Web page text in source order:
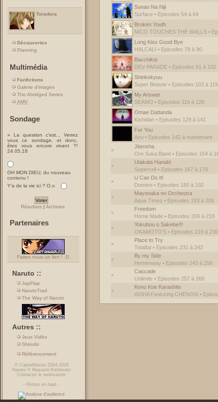
Toradora
Découvertes
Planning
Multimédia
Fanfictions
Galerie d'images
The Abridged Series
AMV
Sondage
» La question c'est... Verrez
vous ce sondage, et donc,
êtes vous encore vivant ?!
24.05.18
OH MON DIEU, du nouveau
contenu !
Y'a de la vie ici ? O.o
Résultats| Archives
Partenaires
Faites nous un lien ! :D
Naruto ::
JapFlap
NarutoTrad
The Way of Naruto
Autres ::
Jeux Vidéo
Shinobi
Référencement
© CaptaiNaruto2004-2026
Naruto © Masashi Kishimoto
Contacter le webmaster
- Retour en haut -
Sunao Na Niji
Surface • Episodes 54 à 64
Broken Youth
NICO TOUCHES THE WALLS •
Long Kiss Good Bye
HALCALI • Episodes 78 à 90
Bacchikoi
DEV PARADE • Episodes 91 à 102
Shinkokyuu
Super Beaver • Episodes 103 à 115
My Answer
SEAMO • Episodes 116 à 128
Omae Dattanda
Kishidan • Episodes 129 à 141
For You
Azu • Episodes 142 à maintenant
Jitensha
Ore Suka Band • Episodes 154 à
Utakata Hanabi
Supercell • Episodes 167 à 179
U Can Do It!
Domino • Episodes 180 à 192
Mayonaka no Orchestra
Aqua Timez • Episodes 193 à 205
Freedom
Home Made • Episodes 206 à 218
Yokubou o Sakebe!!!
OKAMOTO'S • Episodes 219 à 230
Place to Try
Totalfat • Episodes 231 à 242
By my Side
Hemenway • Episodes 243 à 256
Cascade
Unlimits • Episodes 257 à 268
Kono Koe Karashite
AISHA Featuring CHENON •